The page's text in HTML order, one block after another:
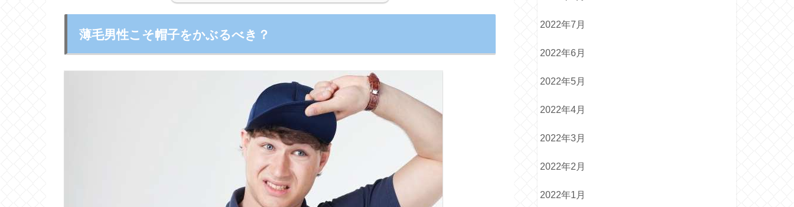
薄毛男性こそ帽子をかぶるべき？
2022年7月
2022年6月
2022年5月
2022年4月
2022年3月
2022年2月
2022年1月